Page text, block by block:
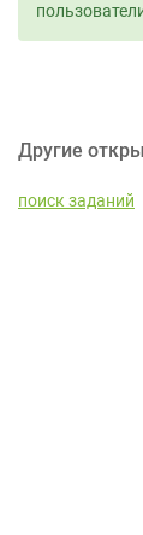
Другие
поиск заданий